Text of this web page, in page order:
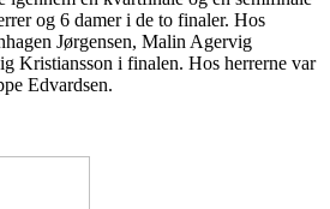
og 6 damer i de to finaler. Hos
Jørgensen, Malin Agervig
Kristiansson i finalen. Hos herrerne var
Edvardsen.